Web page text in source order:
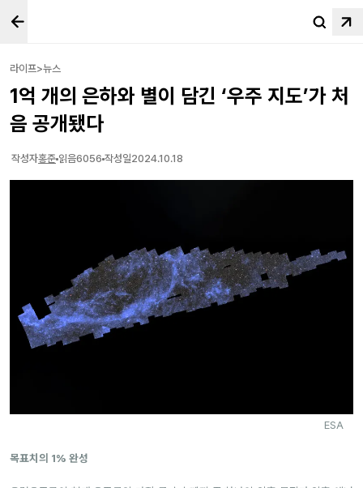
라이프>뉴스
1억 개의 은하와 별이 담긴 ‘우주 지도’가 처
음 공개됐다
작성자홍준 읽음6056 작성일2024.10.18
ESA
목표치의 1% 완성